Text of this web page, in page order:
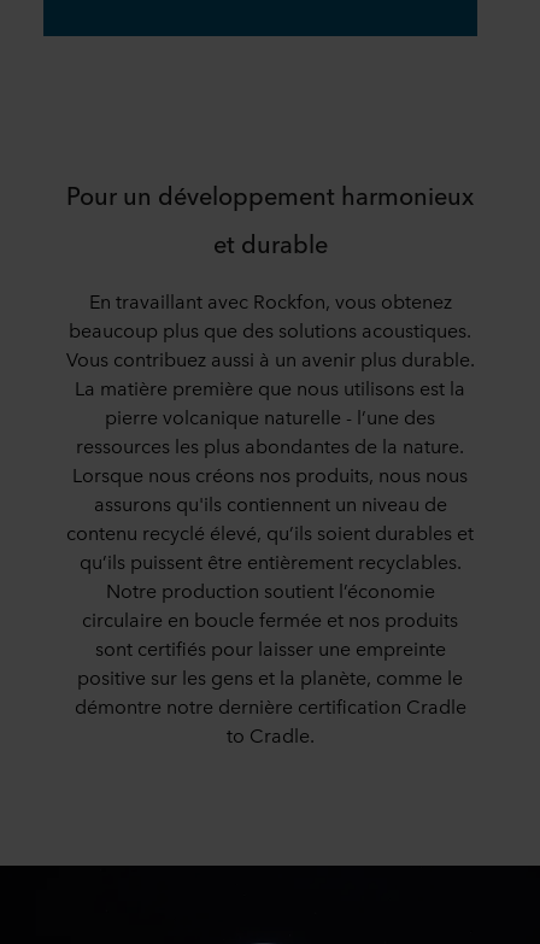
Pour un développement harmonieux
et durable
En travaillant avec Rockfon, vous obtenez
beaucoup plus que des solutions acoustiques.
Vous contribuez aussi à un avenir plus durable.
La matière première que nous utilisons est la
pierre volcanique naturelle - l’une des
ressources les plus abondantes de la nature.
Lorsque nous créons nos produits, nous nous
assurons qu'ils contiennent un niveau de
contenu recyclé élevé, qu’ils soient durables et
qu’ils puissent être entièrement recyclables.
Notre production soutient l’économie
circulaire en boucle fermée et nos produits
sont certifiés pour laisser une empreinte
positive sur les gens et la planète, comme le
démontre notre dernière certification Cradle
to Cradle.